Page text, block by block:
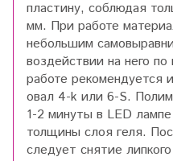
пластину, соблюдая
мм. При работе
небольшим
воздействии на него
работе рекомендуется
овал 4-k или 6-S.
1-2 минуты в LED
толщины слоя геля.
следует снятие